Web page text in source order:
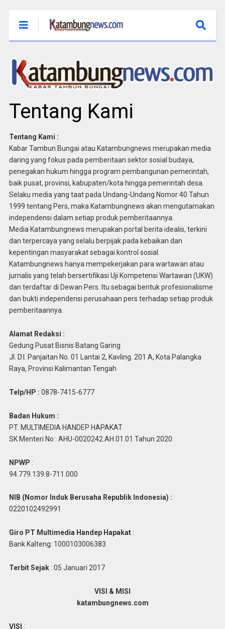
Tentang Kami
Tentang Kami :
Kabar Tambun Bungai atau Katambungnews merupakan media
daring yang fokus pada pemberitaan sektor sosial budaya,
penegakan hukum hingga program pembangunan pemerintah,
baik pusat, provinsi, kabupaten/kota hingga pemerintah desa.
Selaku media yang taat pada Undang-Undang Nomor 40 Tahun
1999 tentang Pers, maka Katambungnews akan mengutamakan
independensi dalam setiap produk pemberitaannya.
Media Katambungnews merupakan portal berita idealis, terkini
dan terpercaya yang selalu berpijak pada kebaikan dan
kepentingan masyarakat sebagai kontrol sosial.
Katambungnews hanya mempekerjakan para wartawan atau
jurnalis yang telah bersertifikasi Uji Kompetensi Wartawan (UKW)
dan terdaftar di Dewan Pers. Itu sebagai bentuk profesionalisme
dan bukti independensi perusahaan pers terhadap setiap produk
pemberitaannya.
Alamat Redaksi :
Gedung Pusat Bisnis Batang Garing
Jl. D.I. Panjaitan No. 01 Lantai 2, Kavling. 201 A, Kota Palangka
Raya, Provinsi Kalimantan Tengah
Telp/HP : 0878-7415-6777
Badan Hukum :
PT. MULTIMEDIA HANDEP HAPAKAT
SK Menteri No : AHU-0020242.AH.01.01 Tahun 2020.
NPWP :
94.779.139.8-711.000
NIB (Nomor Induk Berusaha Republik Indonesia) :
0220102492991
Giro PT Multimedia Handep Hapakat:
Bank Kalteng: 1000103006383
Terbit Sejak: 05 Januari 2017
VISI & MISI
katambungnews.com
VISI :